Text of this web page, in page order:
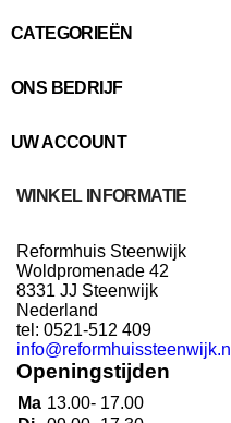
CATEGORIEËN
ONS BEDRIJF
UW ACCOUNT
WINKEL INFORMATIE
Reformhuis Steenwijk
Woldpromenade 42
8331 JJ Steenwijk
Nederland
tel: 0521-512 409
info@reformhuissteenwijk.nl
Openingstijden
Ma 13.00- 17.00